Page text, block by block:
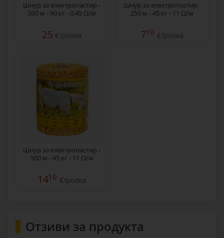
Шнур за електропастир -
500 м - 90 кг - 0,45 Ω/м
25 €/ролка
Шнур за електропастир -
250 м - 45 кг - 11 Ω/м
710 €/ролка
Шнур за електропастир -
500 м - 45 кг - 11 Ω/м
1410 €/ролка
Отзиви за продукта